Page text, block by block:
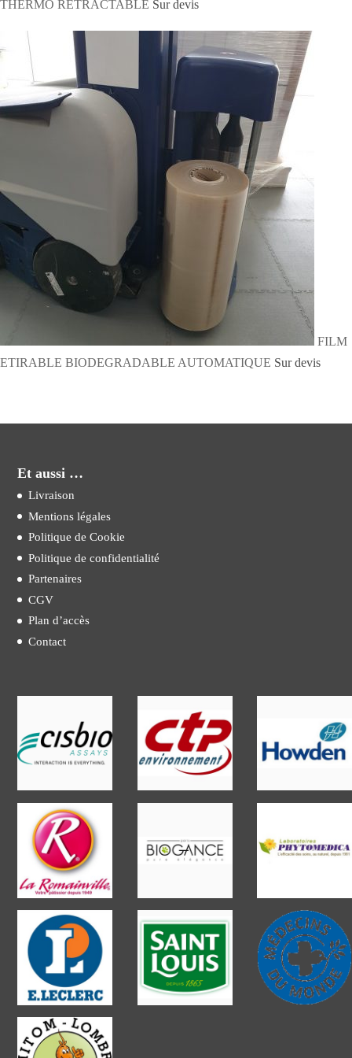
THERMO RETRACTABLE Sur devis
FILM
ETIRABLE BIODEGRADABLE AUTOMATIQUE Sur devis
Et aussi …
Livraison
Mentions légales
Politique de Cookie
Politique de confidentialité
Partenaires
CGV
Plan d’accès
Contact